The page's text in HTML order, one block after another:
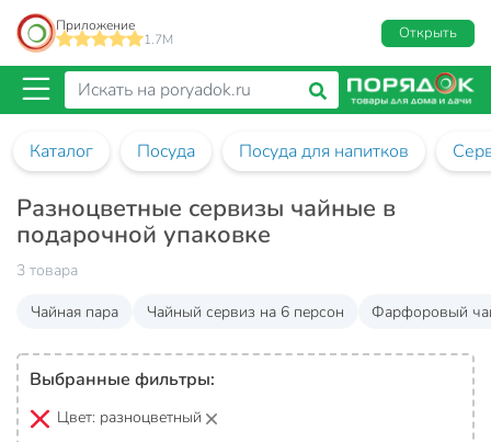
Приложение
1.7M
Открыть
Каталог Посуда Посуда для напитков
Разноцветные сервизы чайные в
подарочной упаковке
3 товара
Чайная пара
Чайный сервиз на 6 персон Фарфоровый
Выбранные фильтры:
Цвет: разноцветный